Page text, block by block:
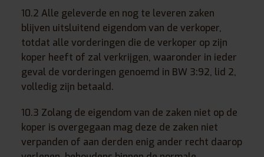
10.2 Alle geleverde en nog te leveren zaken
blijven uitsluitend eigendom van de verkoper,
totdat alle vorderingen die de verkoper op zijn
koper heeft of zal verkrijgen, waaronder in ieder
geval de vorderingen genoemd in BW 3:92, lid 2,
volledig zijn betaald.
10.3 Zolang de eigendom van de zaken niet op de
koper is overgegaan mag deze de zaken niet
verpanden of aan derden enig ander recht daarop